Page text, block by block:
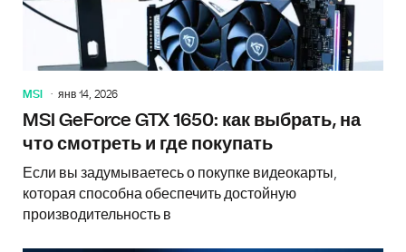
MSI янв 14, 2026
MSI GeForce GTX 1650: как выбрать, на
что смотреть и где покупать
Если вы задумываетесь о покупке видеокарты,
которая способна обеспечить достойную
производительность в